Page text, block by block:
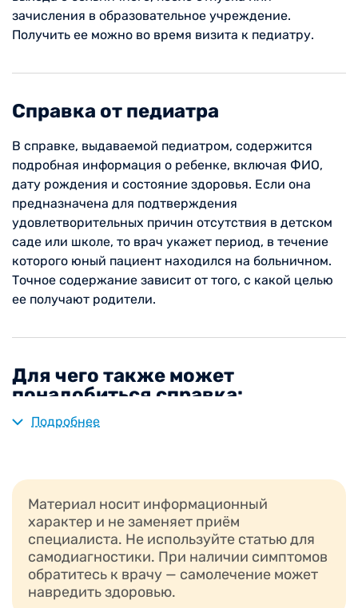
зачисления в образовательное учреждение.
Получить ее можно во время визита к педиатру.
Справка от педиатра
В справке, выдаваемой педиатром, содержится
подробная информация о ребенке, включая ФИО,
дату рождения и состояние здоровья. Если она
предназначена для подтверждения
удовлетворительных причин отсутствия в детском
саде или школе, то врач укажет период, в течение
которого юный пациент находился на больничном.
Точное содержание зависит от того, с какой целью
ее получают родители.
Для чего также может
понадобиться справка:
зачисление в детский сад;
посещение спортивных секций;
посещение бассейна;
участие в официальных соревнованиях.
В некоторых случаях справка нужна и для того,
Подробнее
Материал носит информационный
характер и не заменяет приём
специалиста. Не используйте статью для
самодиагностики. При наличии симптомов
обратитесь к врачу — самолечение может
навредить здоровью.